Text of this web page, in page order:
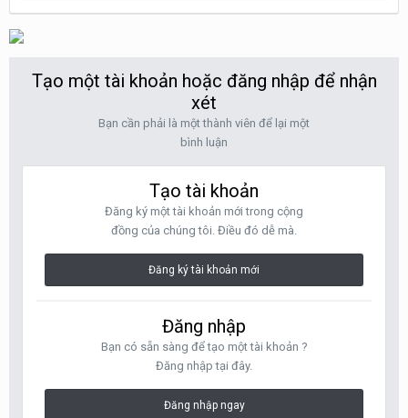
Tạo một tài khoản hoặc đăng nhập để nhận
xét
Bạn cần phải là một thành viên để lại một
bình luận
Tạo tài khoản
Đăng ký một tài khoản mới trong cộng
đồng của chúng tôi. Điều đó dễ mà.
Đăng ký tài khoản mới
Đăng nhập
Bạn có sẵn sàng để tạo một tài khoản ?
Đăng nhập tại đây.
Đăng nhập ngay